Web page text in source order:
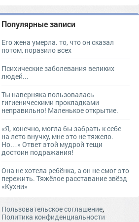
Популярные записи
Его жена умерла. то, что он сказал
потом, поразило всех
Психические заболевания великих
людей...
Ты наверняка пользовалась
гигиеническими прокладками
неправильно! Маленькое открытие.
«Я, конечно, могла бы забрать к себе
на лето внучку, мне это не тяжело.
Но…» Ответ этой мудрой тещи
достоин подражания!
Она не хотела ребёнка, а он не смог это
пережить. Тяжёлое расставание звёзд
«Кухни»
Пользовательское соглашение,
Политика конфиденциальности